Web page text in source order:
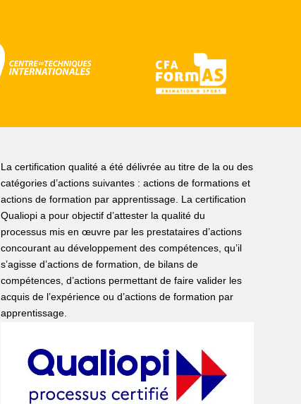
La certification qualité a été délivrée au titre de la ou des
catégories d’actions suivantes : actions de formations et
actions de formation par apprentissage. La certification
Qualiopi a pour objectif d’attester la qualité du
processus mis en œuvre par les prestataires d’actions
concourant au développement des compétences, qu’il
s’agisse d’actions de formation, de bilans de
compétences, d’actions permettant de faire valider les
acquis de l’expérience ou d’actions de formation par
apprentissage.